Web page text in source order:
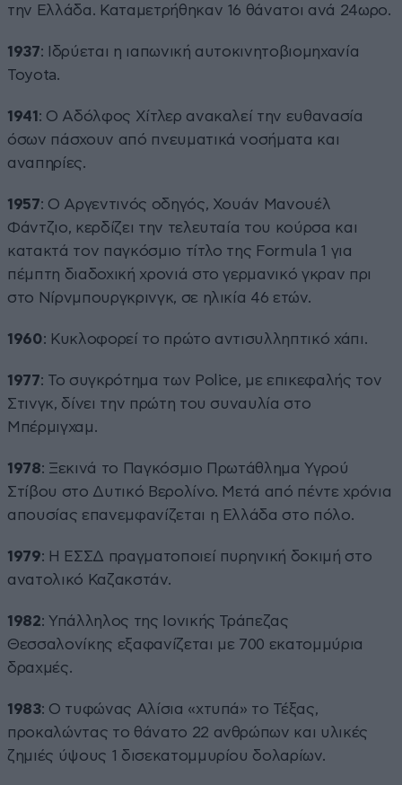
την Ελλάδα. Καταμετρήθηκαν 16 θάνατοι ανά 24ωρο.
1937: Ιδρύεται η ιαπωνική αυτοκινητοβιομηχανία
Toyota.
1941 : Ο Αδόλφος Χίτλερ ανακαλεί την ευθανασία
όσων πάσχουν από πνευματικά νοσήματα και
αναπηρίες.
1957: Ο Αργεντινός οδηγός, Χουάν Μανουέλ
Φάντζιο, κερδίζει την τελευταία του κούρσα και
κατακτά τον παγκόσμιο τίτλο της Formula 1 για
πέμπτη διαδοχική χρονιά στο γερμανικό γκραν πρι
στο Νίρνμπουργκρινγκ, σε ηλικία 46 ετών.
1960: Κυκλοφορεί το πρώτο αντισυλληπτικό χάπι.
1977: Το συγκρότημα των Police, με επικεφαλής τον
Στινγκ, δίνει την πρώτη του συναυλία στο
Μπέρμιγχαμ.
1978: Ξεκινά το Παγκόσμιο Πρωτάθλημα Υγρού
Στίβου στο Δυτικό Βερολίνο. Μετά από πέντε χρόνια
απουσίας επανεμφανίζεται η Ελλάδα στο πόλο.
1979: Η ΕΣΣΔ πραγματοποιεί πυρηνική δοκιμή στο
ανατολικό Καζακστάν.
1982: Υπάλληλος της Ιονικής Τράπεζας
Θεσσαλονίκης εξαφανίζεται με 700 εκατομμύρια
δραχμές.
1983: Ο τυφώνας Αλίσια «χτυπά» το Τέξας,
προκαλώντας το θάνατο 22 ανθρώπων και υλικές
ζημιές ύψους 1 δισεκατομμυρίου δολαρίων.